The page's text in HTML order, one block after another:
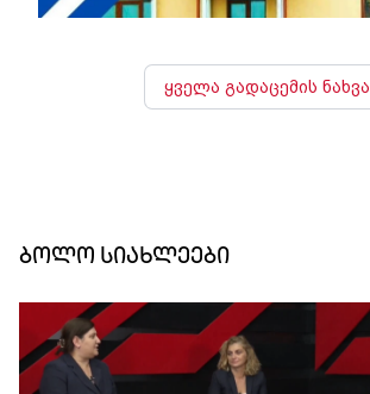
ყველა გადაცემის ნახვა
ბოლო სიახლეები